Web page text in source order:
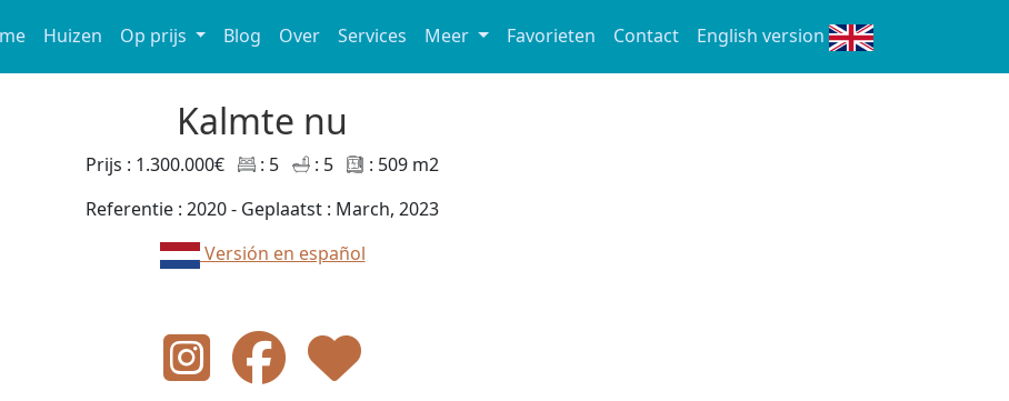
Huizen Op prijs Blog Over Services Meer Favorieten Contact English version
Kalmte nu
Prijs : 1.300.000€ : 5 : 5
: 509 m2
Referentie : 2020 - Geplaatst : March, 2023
Versión en español